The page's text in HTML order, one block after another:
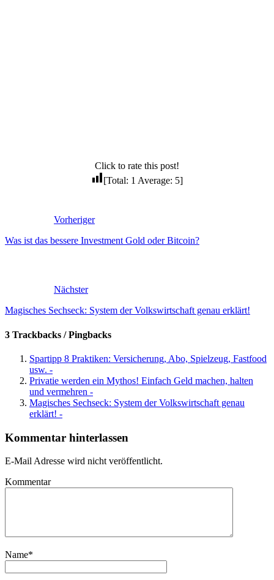
Click to rate this post!
[Total: 1 Average: 5]
Vorheriger
Was ist das bessere Investment Gold oder Bitcoin?
Nächster
Magisches Sechseck: System der Volkswirtschaft genau erklärt!
3 Trackbacks / Pingbacks
Spartipp 8 Praktiken: Versicherung, Abo, Spielzeug, Fastfood
usw. -
Privatie werden ein Mythos! Einfach Geld machen, halten
und vermehren -
Magisches Sechseck: System der Volkswirtschaft genau
erklärt! -
Kommentar hinterlassen
E-Mail Adresse wird nicht veröffentlicht.
Kommentar
Name*